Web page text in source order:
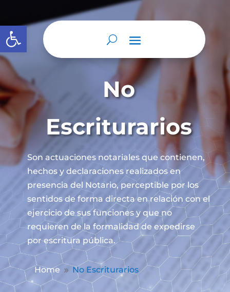
Abrir barra de herramientas
No
Escriturarios
Son actuaciones notariales que contienen,
hechos y declaraciones realizados en
presencia del Notario, perceptible por los
sentidos de forma directa en relación con el
ejercicio de sus funciones y que no
requieren de la formalidad de expedirse
por escritura pública.
Home 9 No Escriturarios